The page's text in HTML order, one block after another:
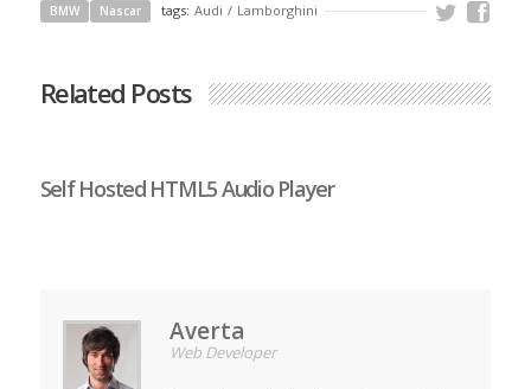
BMW Nascar tags: Audi / Lamborghini
Related Posts
Self Hosted HTML5 Audio Player
Averta
Web Developer